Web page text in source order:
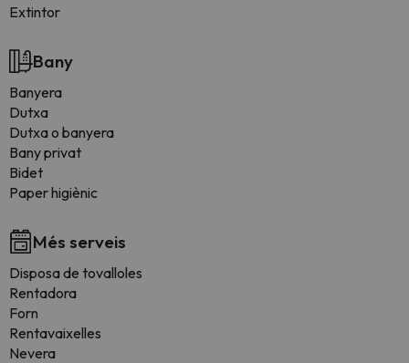
Extintor
Bany
Banyera
Dutxa
Dutxa o banyera
Bany privat
Bidet
Paper higiènic
Més serveis
Disposa de tovalloles
Rentadora
Forn
Rentavaixelles
Nevera